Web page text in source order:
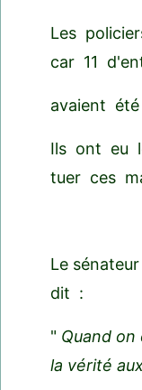
Les
car 11
avaient
Ils ont eu
tuer ces
Le
dit :
" Quand
la vérité